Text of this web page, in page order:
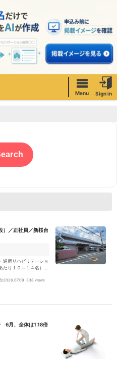
Menu Sign in
）／正社員／新桜台
通所リハビリテーショ
たり１０～１４名） ・
施 ・個人担当制では
実施 ・書類業務や訪
していただきます ・
2026.07.09 338 views
6月、全体は1.18倍